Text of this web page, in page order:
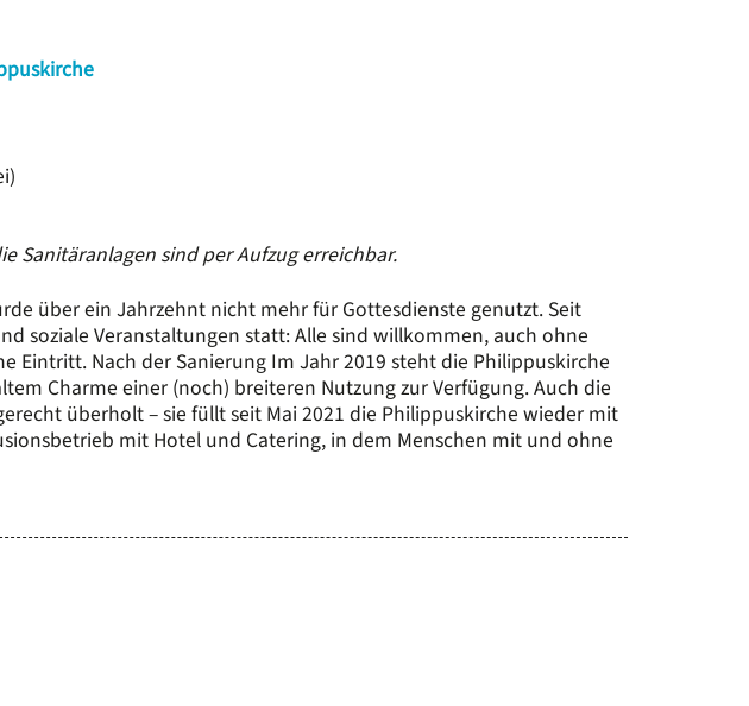
Sanitäranlagen sind per Aufzug erreichbar.
über ein Jahrzehnt nicht mehr für Gottesdienste genutzt. Seit
soziale Veranstaltungen statt: Alle sind willkommen, auch ohne
Eintritt. Nach der Sanierung Im Jahr 2019 steht die Philippuskirche
Charme einer (noch) breiteren Nutzung zur Verfügung. Auch die
überholt – sie füllt seit Mai 2021 die Philippuskirche wieder mit
mit Hotel und Catering, in dem Menschen mit und ohne